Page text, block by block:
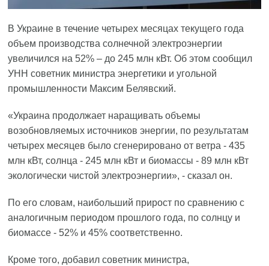
В Украине в течение четырех месяцах текущего года
объем производства солнечной электроэнергии
увеличился на 52% – до 245 млн кВт. Об этом сообщил
УНН советник министра энергетики и угольной
промышленности Максим Белявский.
«Украина продолжает наращивать объемы
возобновляемых источников энергии, по результатам
четырех месяцев было сгенерировано от ветра - 435
млн кВт, солнца - 245 млн кВт и биомассы - 89 млн кВт
экологически чистой электроэнергии», - сказал он.
По его словам, наибольший прирост по сравнению с
аналогичным периодом прошлого года, по солнцу и
биомассе - 52% и 45% соответственно.
Кроме того, добавил советник министра,